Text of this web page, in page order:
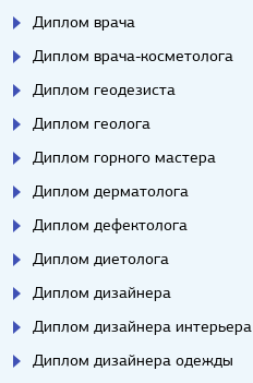
Диплом врача
Диплом врача-косметолога
Диплом геодезиста
Диплом геолога
Диплом горного мастера
Диплом дерматолога
Диплом дефектолога
Диплом диетолога
Диплом дизайнера
Диплом дизайнера интерьера
Диплом дизайнера одежды